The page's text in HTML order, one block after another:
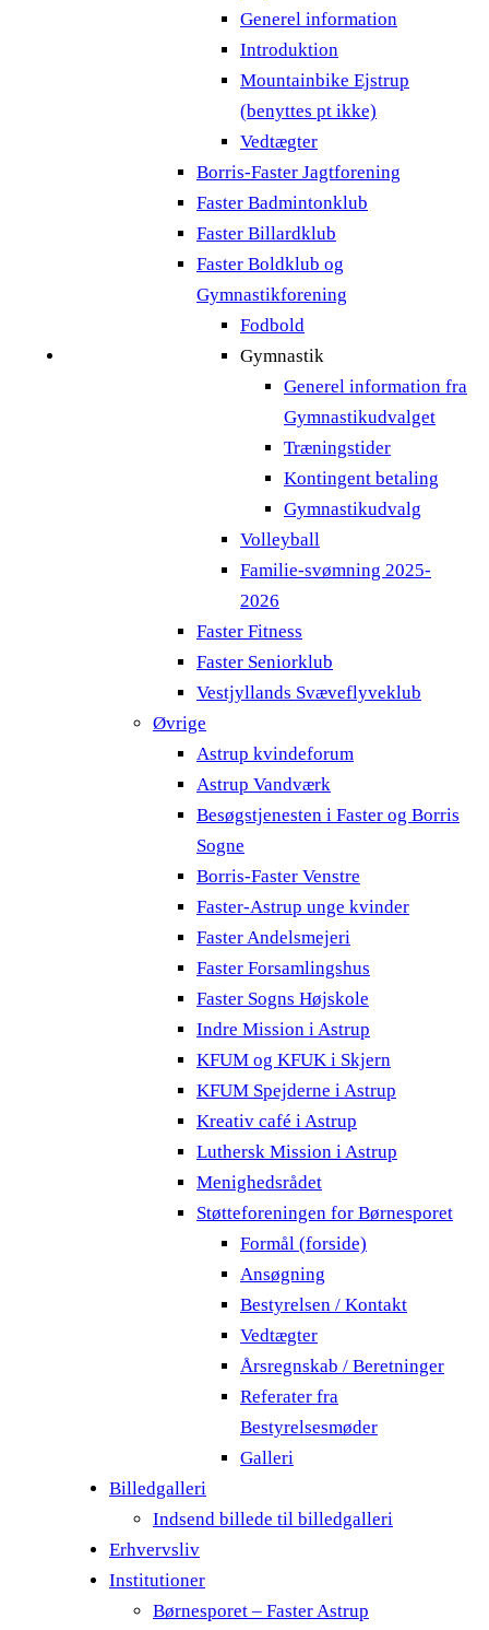
Generel information
Introduktion
Mountainbike Ejstrup
(benyttes pt ikke)
Vedtægter
Borris-Faster Jagtforening
Faster Badmintonklub
Faster Billardklub
Faster Boldklub og
Gymnastikforening
Fodbold
Gymnastik
Generel information fra
Gymnastikudvalget
Træningstider
Kontingent betaling
Gymnastikudvalg
Volleyball
Familie-svømning 2025-
2026
Faster Fitness
Faster Seniorklub
Vestjyllands Svæveflyveklub
Øvrige
Astrup kvindeforum
Astrup Vandværk
Besøgstjenesten i Faster og Borris
Sogne
Borris-Faster Venstre
Faster-Astrup unge kvinder
Faster Andelsmejeri
Faster Forsamlingshus
Faster Sogns Højskole
Indre Mission i Astrup
KFUM og KFUK i Skjern
KFUM Spejderne i Astrup
Kreativ café i Astrup
Luthersk Mission i Astrup
Menighedsrådet
Støtteforeningen for Børnesporet
Formål (forside)
Ansøgning
Bestyrelsen / Kontakt
Vedtægter
Årsregnskab / Beretninger
Referater fra
Bestyrelsesmøder
Galleri
Billedgalleri
Indsend billede til billedgalleri
Erhvervsliv
Institutioner
Børnesporet – Faster Astrup